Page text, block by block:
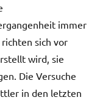
immer
sich vor
wird, sie
Die Versuche
in den letzten